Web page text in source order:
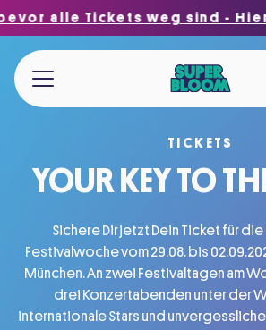
alle Tickets weg sind - Hier
Tickets für das SUPERBLOOM Festival 2026
TICKETS
YOUR KEY TO
Sichere Dir jetzt Dein Ticket für die
Festivalwoche vom 29.08. bis
München. An zwei Festivaltagen am
drei Konzertabenden unter der
internationale Stars und